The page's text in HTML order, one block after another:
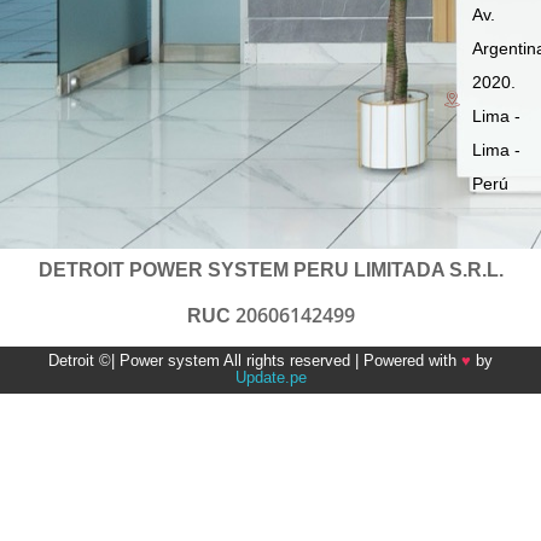
Av.
2020.
Lima -
Lima -
Perú
DETROIT POWER SYSTEM PERU LIMITADA S.R.L.
RUC 20606142499
Detroit ©| Power system All rights reserved | Powered with ♥ by
Update.pe